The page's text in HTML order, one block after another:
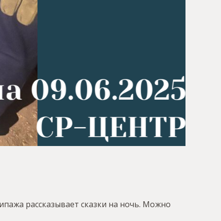
рассказывает сказки на ночь. Можно